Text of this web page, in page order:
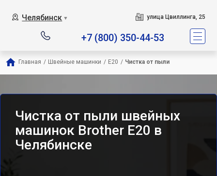
Челябинск ▼ улица Цвиллинга, 25
+7 (800) 350-44-53
Главная / Швейные машинки / E20 / Чистка от пыли
Чистка от пыли швейных
машинок Brother E20 в
Челябинске